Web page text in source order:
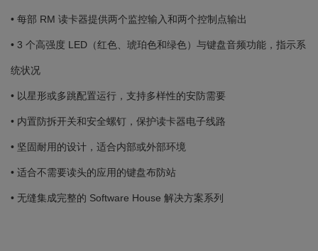
• 每部 RM 读卡器提供两个监控输入和两个控制点输出
• 3 个高强度 LED（红色、琥珀色和绿色）与键盘音频功能，指示系
统状况
• 以星形或多跳配置运行，支持多样性的安防需要
• 内置防拆开关和安全螺钉，保护读卡器电子线路
• 坚固耐用的设计，适合内部或外部环境
• 适合不需要读头的应用的键盘布防站
• 无缝集成完整的 Software House 解决方案系列